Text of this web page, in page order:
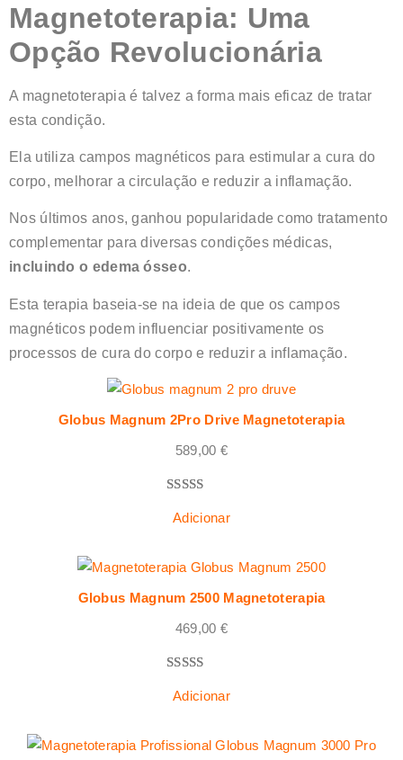
Magnetoterapia: Uma
Opção Revolucionária
A magnetoterapia é talvez a forma mais eficaz de tratar
esta condição.
Ela utiliza campos magnéticos para estimular a cura do
corpo, melhorar a circulação e reduzir a inflamação.
Nos últimos anos, ganhou popularidade como tratamento
complementar para diversas condições médicas,
incluindo o edema ósseo.
Esta terapia baseia-se na ideia de que os campos
magnéticos podem influenciar positivamente os
processos de cura do corpo e reduzir a inflamação.
Globus Magnum 2Pro Drive Magnetoterapia
589,00 €
com5.00
base em
de clientes
Adicionar
Globus Magnum 2500 Magnetoterapia
469,00 €
com5.00
base em
Adicionar